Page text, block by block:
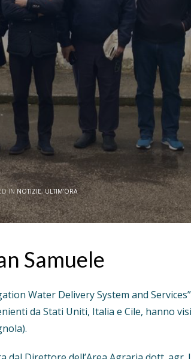
IN NOTIZIE,ULTIM'ORA
Samuele
Water Delivery System and
da Stati Uniti, Italia e Cile, hanno